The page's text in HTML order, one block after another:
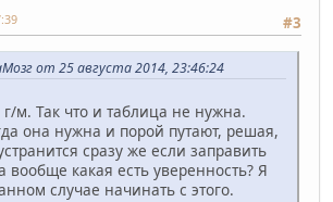
#3
от 25 августа 2014, 23:46:24
м. Так что и таблица не нужна.
она нужна и порой путают, решая,
сразу же если заправить
вообще какая есть уверенность? Я
случае начинать с этого.